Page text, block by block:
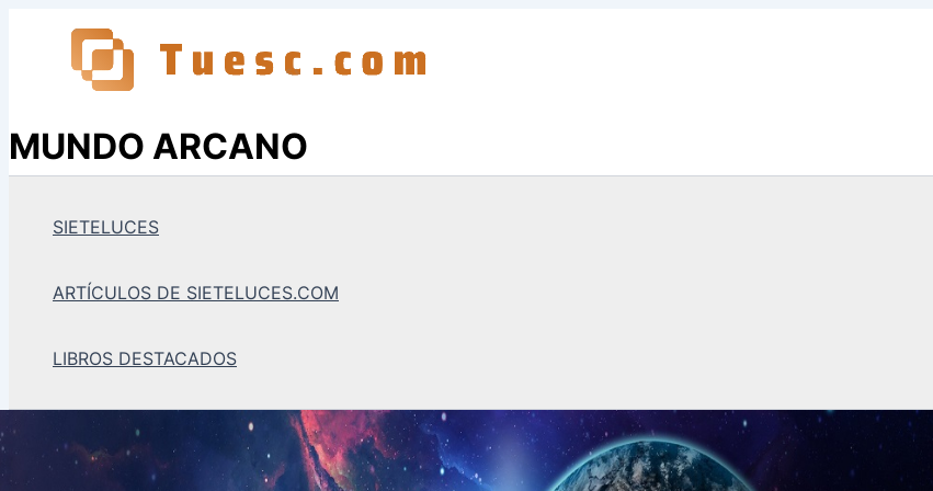
contenido
MUNDO ARCANO
SIETELUCES
ARTÍCULOS DE SIETELUCES.COM
LIBROS DESTACADOS